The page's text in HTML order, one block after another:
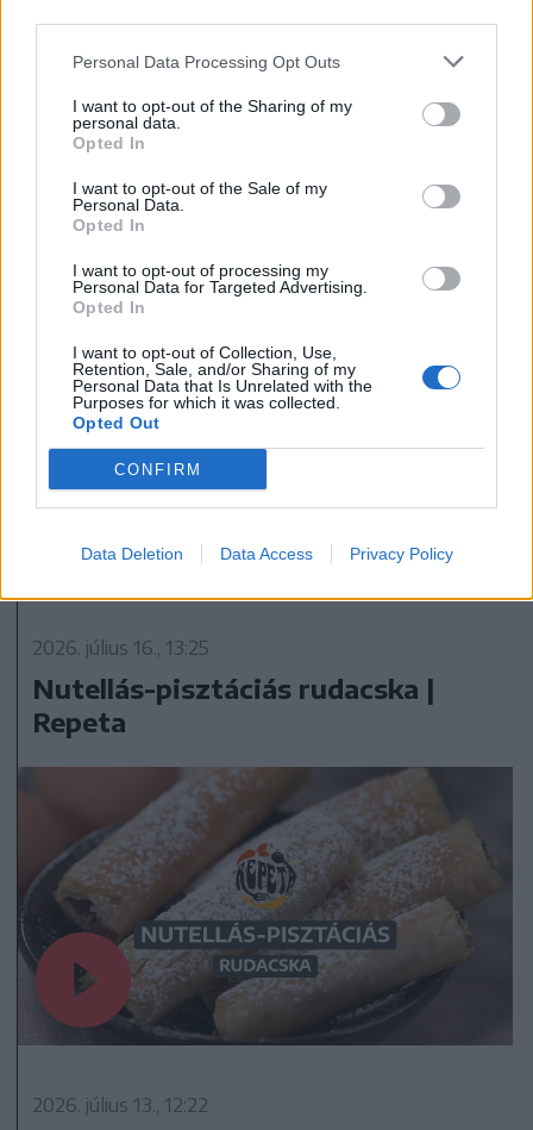
Personal Data Processing Opt Outs
I want to opt-out of the Sharing of my
personal data.
Opted In
I want to opt-out of the Sale of my
Personal Data.
Opted In
I want to opt-out of processing my
Personal Data for Targeted Advertising.
Opted In
I want to opt-out of Collection, Use,
Retention, Sale, and/or Sharing of my
Personal Data that Is Unrelated with the
Purposes for which it was collected.
Opted Out
CONFIRM
Data Deletion Data Access Privacy Policy
2026. július 17., 17:03
Új fejezet kezdődik a gernyeszegi
Teleki-kastély történetében
2026. július 16., 13:25
Nutellás-pisztáciás rudacska |
Repeta
2026. július 13., 12:22